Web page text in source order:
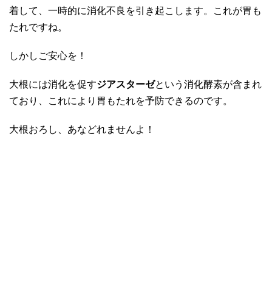
着して、一時的に消化不良を引き起こします。これが胃も
たれですね。
しかしご安心を！
大根には消化を促すジアスターゼという消化酵素が含まれ
ており、これにより胃もたれを予防できるのです。
大根おろし、あなどれませんよ！